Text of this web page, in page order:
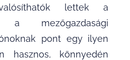
lettek a
a mezőgazdasági
pont egy ilyen
hasznos, könnyedén